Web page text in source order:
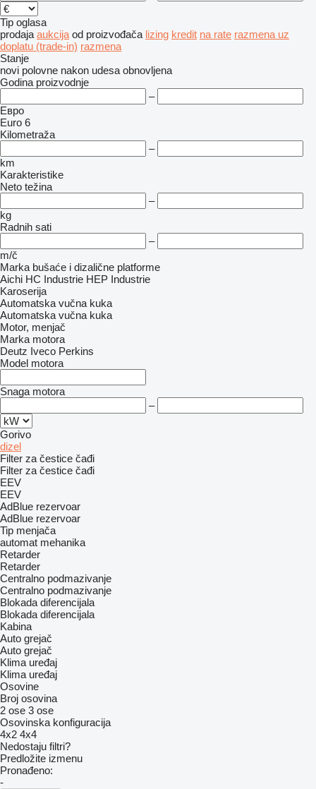
Tip oglasa
prodaja aukcija od proizvođača lizing kredit na rate razmena uz
doplatu (trade-in) razmena
Stanje
novi polovne nakon udesa obnovljena
Godina proizvodnje
–
Евро
Euro 6
Kilometraža
–
km
Karakteristike
Neto težina
–
kg
Radnih sati
–
m/č
Marka bušaće i dizalične platforme
Aichi HC Industrie HEP Industrie
Karoserija
Automatska vučna kuka
Automatska vučna kuka
Motor, menjač
Marka motora
Deutz Iveco Perkins
Model motora
Snaga motora
–
Gorivo
dizel
Filter za čestice čađi
Filter za čestice čađi
EEV
EEV
AdBlue rezervoar
AdBlue rezervoar
Tip menjača
automat mehanika
Retarder
Retarder
Centralno podmazivanje
Centralno podmazivanje
Blokada diferencijala
Blokada diferencijala
Kabina
Auto grejač
Auto grejač
Klima uređaj
Klima uređaj
Osovine
Broj osovina
2 ose 3 ose
Osovinska konfiguracija
4x2 4x4
Nedostaju filtri?
Predložite izmenu
Pronađeno:
-